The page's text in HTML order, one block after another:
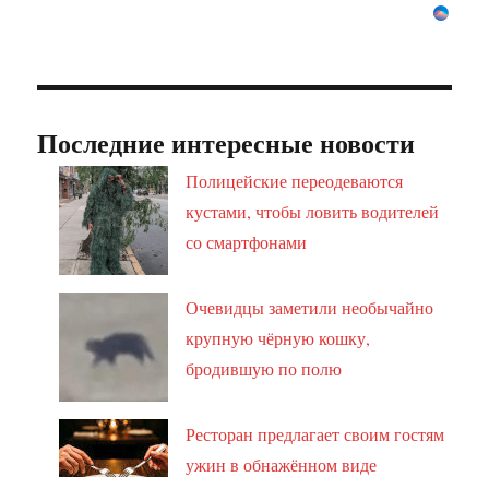
Последние интересные новости
Полицейские переодеваются
кустами, чтобы ловить водителей
со смартфонами
Очевидцы заметили необычайно
крупную чёрную кошку,
бродившую по полю
Ресторан предлагает своим гостям
ужин в обнажённом виде